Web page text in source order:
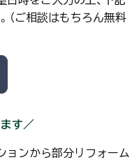
（ご相談はもちろん無料
す／
ョンから部分リフォーム